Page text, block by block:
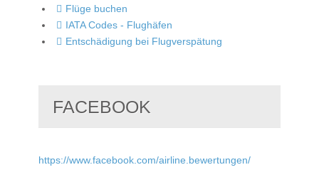
Flüge buchen
IATA Codes - Flughäfen
Entschädigung bei Flugverspätung
FACEBOOK
https://www.facebook.com/airline.bewertungen/